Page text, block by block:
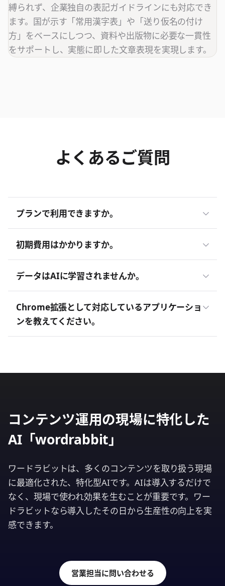
縛られず、企業独自の表記ガイドラインにも対応でき
ます。国が示す「常用漢字表」や「送り仮名の付け
方」をベースにしつつ、資料や出版物に必要な一貫性
をサポートし、実態に即した文章表現を実現します。
よくあるご質問
プランで利用できますか。
初期費用はかかりますか。
データはAIに学習されませんか。
Chrome拡張として対応しているアプリケーショ
ンを教えてください。
コンテンツ運用の現場に特化した
AI「wordrabbit」
ワードラビットは、多くのコンテンツを取り扱う現場
に最適化された、特化型AIです。AIは導入するだけで
なく、現場で使われ効果を生むことが重要です。ワー
ドラビットなら導入したその日から生産性の向上を実
感できます。
営業担当に問い合わせる